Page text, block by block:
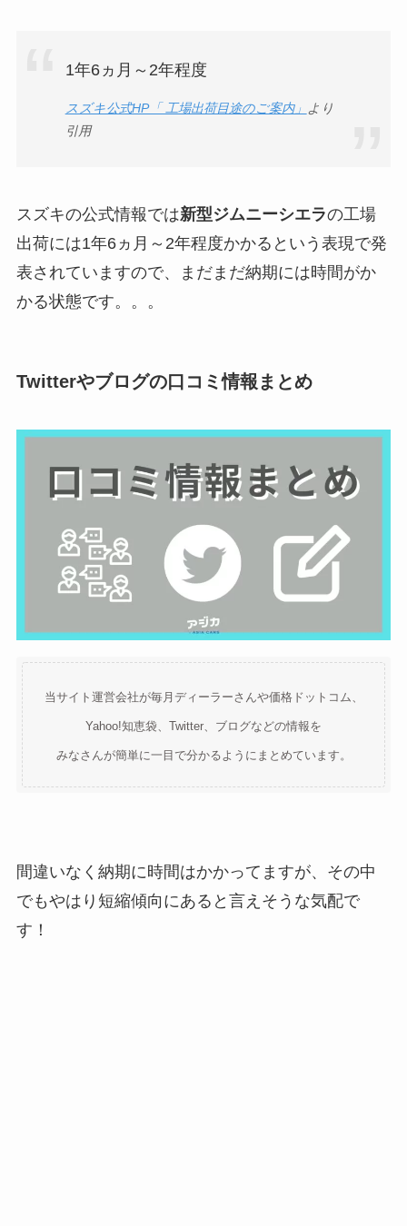
1年6ヵ月～2年程度
スズキ公式HP「 工場出荷目途のご案内」 より
引用
スズキの公式情報では新型ジムニーシエラの工場
出荷には1年6ヵ月～2年程度かかるという表現で発
表されていますので、まだまだ納期には時間がか
かる状態です。。。
Twitterやブログの口コミ情報まとめ
当サイト運営会社が毎月ディーラーさんや価格ドットコム、
Yahoo!知恵袋、Twitter、ブログなどの情報を
みなさんが簡単に一目で分かるようにまとめています。
間違いなく納期に時間はかかってますが、その中
でもやはり短縮傾向にあると言えそうな気配で
す！